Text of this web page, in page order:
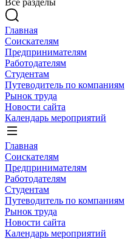
Все разделы
Главная
Соискателям
Предпринимателям
Работодателям
Студентам
Путеводитель по компаниям
Рынок труда
Новости сайта
Календарь мероприятий
Главная
Соискателям
Предпринимателям
Работодателям
Студентам
Путеводитель по компаниям
Рынок труда
Новости сайта
Календарь мероприятий